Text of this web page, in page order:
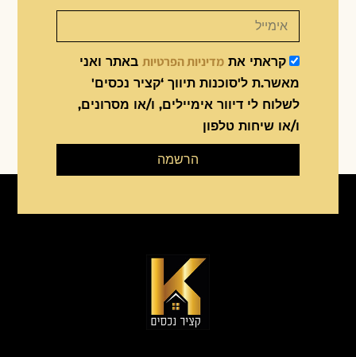
קראתי את מדיניות הפרטיות באתר ואני
מאשר.ת ל'סוכנות תיווך ‘קציר נכסים'
לשלוח לי דיוור אימיילים, ו/או מסרונים,
ו/או שיחות טלפון
הרשמה